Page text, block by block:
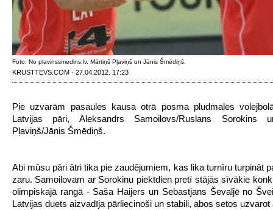
Foto: No plavinssmedins.lv. Mārtiņš Pļaviņš un Jānis Šmēdiņš.
KRUSTTEVS.COM · 27.04.2012. 17:23
Pie uzvarām pasaules kausa otrā posma pludmales
Latvijas pāri, Aleksandrs Samoilovs/Ruslans Sorokins
Pļaviņš/Jānis Šmēdiņš.
Abi mūsu pāri ātri tika pie zaudējumiem, kas lika turnīru turpināt
zaru. Samoilovam ar Sorokinu piektdien pretī stājās sīvākie
olimpiskajā rangā - Saša Haijers un Sebastjans Ševaljē no
Latvijas duets aizvadīja pārliecinoši un stabili, abos setos uzvarot